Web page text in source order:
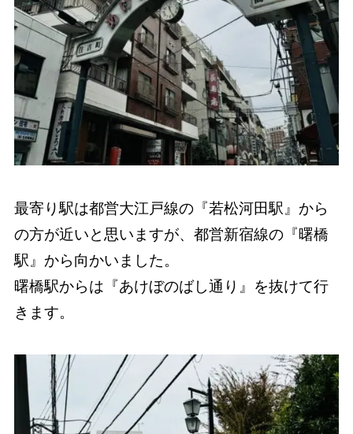
最寄り駅は都営大江戸線の『若松河田駅』から
の方が近いと思いますが、都営新宿線の『曙橋
駅』から向かいました。
曙橋駅からは『あけぼのばし通り』を抜けて行
きます。